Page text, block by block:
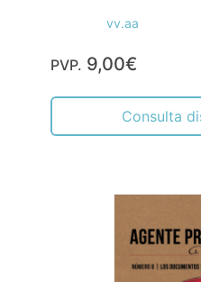
vv.aa
PVP. 9,00€
Consulta